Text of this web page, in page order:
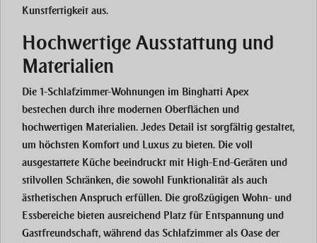
Kunstfertigkeit aus.
Hochwertige Ausstattung und
Materialien
Die 1-Schlafzimmer-Wohnungen im Binghatti Apex
bestechen durch ihre modernen Oberflächen und
hochwertigen Materialien. Jedes Detail ist sorgfältig gestaltet,
um höchsten Komfort und Luxus zu bieten. Die voll
ausgestattete Küche beeindruckt mit High-End-Geräten und
stilvollen Schränken, die sowohl Funktionalität als auch
ästhetischen Anspruch erfüllen. Die großzügigen Wohn- und
Essbereiche bieten ausreichend Platz für Entspannung und
Gastfreundschaft, während das Schlafzimmer als Oase der